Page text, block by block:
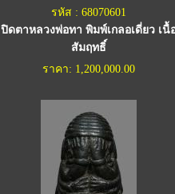
รหัส : 68070601
ปิดตาหลวงพ่อทา พิมพ์เกลอเดี่ยว เนื้
สัมฤทธิ์
ราคา: 1,200,000.00